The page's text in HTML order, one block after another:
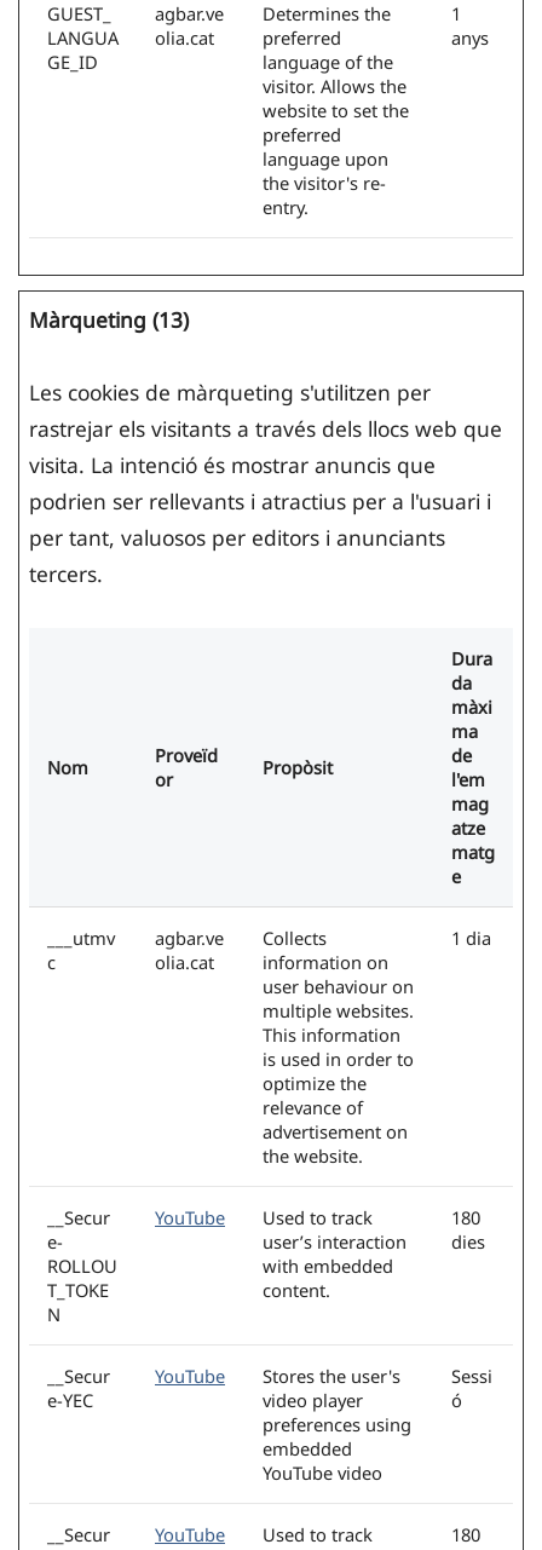
GUEST_
LANGUA
GE_ID
agbar.ve
olia.cat
Determines the
preferred
language of the
visitor. Allows the
website to set the
preferred
language upon
the visitor's re-
entry.
1
anys
Màrqueting (13)
Les cookies de màrqueting s'utilitzen per
rastrejar els visitants a través dels llocs web que
visita. La intenció és mostrar anuncis que
podrien ser rellevants i atractius per a l'usuari i
per tant, valuosos per editors i anunciants
tercers.
Nom
Proveïd
or
Propòsit
Dura
da
màxi
ma
de
l'em
mag
atze
matg
e
___utmv
c
agbar.ve
olia.cat
Collects
information on
user behaviour on
multiple websites.
This information
is used in order to
optimize the
relevance of
advertisement on
the website.
1 dia
__Secur
e-
ROLLOU
T_TOKE
N
YouTube
Used to track
user’s interaction
with embedded
content.
180
dies
__Secur
e-YEC
YouTube
Stores the user's
video player
preferences using
embedded
YouTube video
Sessi
ó
__Secur
YouTube
Used to track
180